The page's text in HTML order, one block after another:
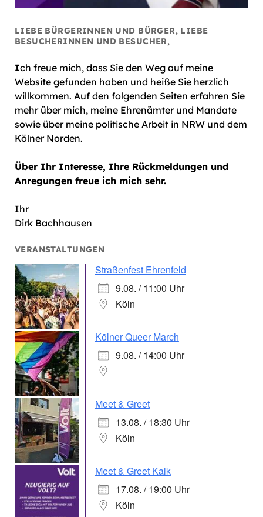
LIEBE BÜRGERINNEN UND BÜRGER, LIEBE
BESUCHERINNEN UND BESUCHER,
Ich freue mich, dass Sie den Weg auf meine
Website gefunden haben und heiße Sie herzlich
willkommen. Auf den folgenden Seiten erfahren Sie
mehr über mich, meine Ehrenämter und Mandate
sowie über meine politische Arbeit in NRW und dem
Kölner Norden.
Über Ihr Interesse, Ihre Rückmeldungen und
Anregungen freue ich mich sehr.
Ihr
Dirk Bachhausen
VERANSTALTUNGEN
Straßenfest Ehrenfeld
9.08. / 11:00 Uhr
Köln
Kölner Queer March
9.08. / 14:00 Uhr
Meet & Greet
13.08. / 18:30 Uhr
Köln
Meet & Greet Kalk
17.08. / 19:00 Uhr
Köln